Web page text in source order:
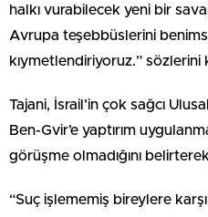
halkı vurabilecek yeni bir
Avrupa teşebbüslerini
kıymetlendiriyoruz.” sözlerini
Tajani, İsrail’in çok sağcı
Ben-Gvir’e yaptırım
görüşme olmadığını
“Suç işlememiş bireylere